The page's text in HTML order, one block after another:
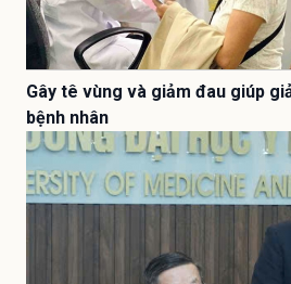
Gây tê vùng và giảm đau giúp
bệnh nhân